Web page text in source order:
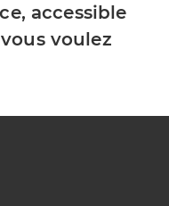
accessible
voulez